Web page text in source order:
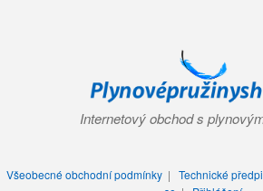
Internetový obchod s
Všeobecné obchodní podmínky | Technické